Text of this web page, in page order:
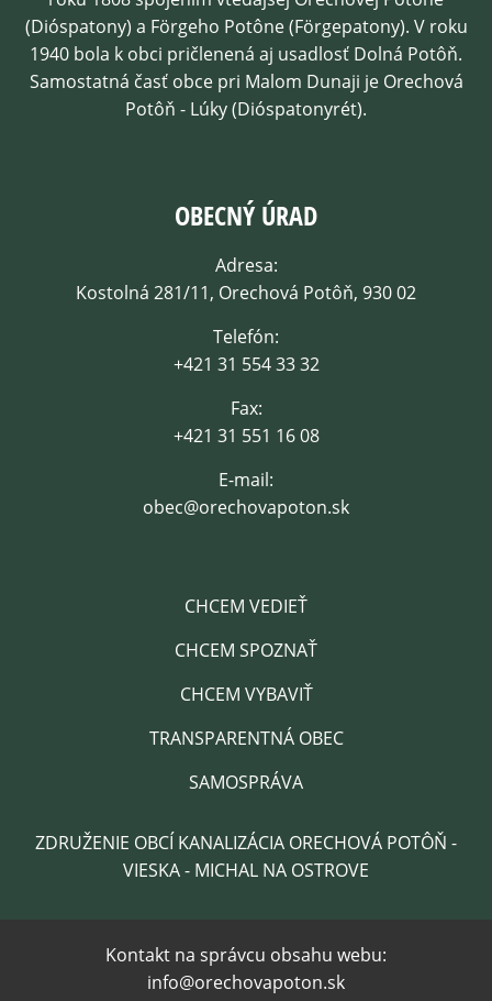
(Dióspatony) a Förgeho Potône (Förgepatony). V roku
1940 bola k obci pričlenená aj usadlosť Dolná Potôň.
Samostatná časť obce pri Malom Dunaji je Orechová
Potôň - Lúky (Dióspatonyrét).
CHCEM VEDIEŤ
CHCEM SPOZNAŤ
CHCEM VYBAVIŤ
TRANSPARENTNÁ OBEC
SAMOSPRÁVA
OBECNÝ ÚRAD
Adresa:
Kostolná 281/11, Orechová Potôň, 930 02
Telefón:
+421 31 554 33 32
Fax:
+421 31 551 16 08
E-mail:
obec@orechovapoton.sk
ZDRUŽENIE OBCÍ KANALIZÁCIA ORECHOVÁ POTÔŇ -
VIESKA - MICHAL NA OSTROVE
Kontakt na správcu obsahu webu:
info@orechovapoton.sk